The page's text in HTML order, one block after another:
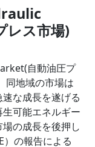
レス市場)
自動油圧プ
同地域の市場は
な成長を遂げる
可能エネルギー
の成長を後押し
）の報告による